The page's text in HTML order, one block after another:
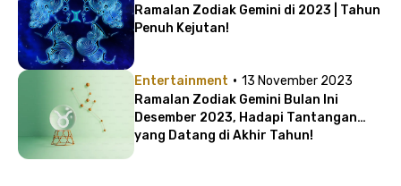
Ramalan Zodiak Gemini di 2023 | Tahun
Penuh Kejutan!
Entertainment · 13 November 2023
Ramalan Zodiak Gemini Bulan Ini
Desember 2023, Hadapi Tantangan
yang Datang di Akhir Tahun!